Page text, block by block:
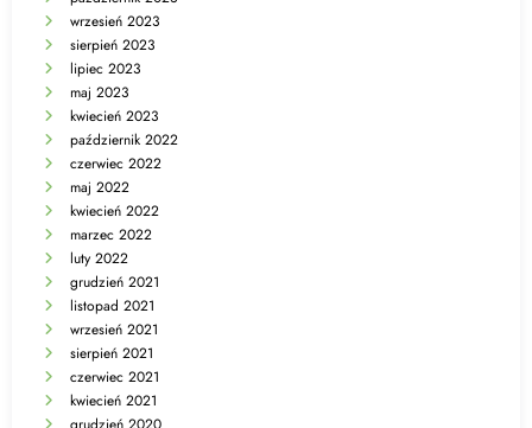
wrzesień 2023
sierpień 2023
lipiec 2023
maj 2023
kwiecień 2023
październik 2022
czerwiec 2022
maj 2022
kwiecień 2022
marzec 2022
luty 2022
grudzień 2021
listopad 2021
wrzesień 2021
sierpień 2021
czerwiec 2021
kwiecień 2021